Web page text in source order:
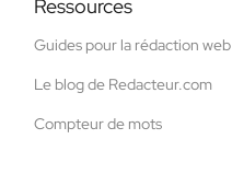
Ressources
Guides pour la rédaction web
Le blog de Redacteur.com
Compteur de mots